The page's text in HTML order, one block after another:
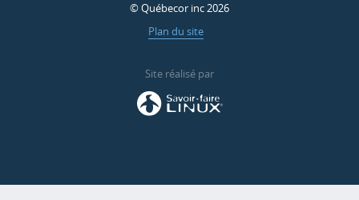
© Québecor inc 2026
Plan du site
Site réalisé par